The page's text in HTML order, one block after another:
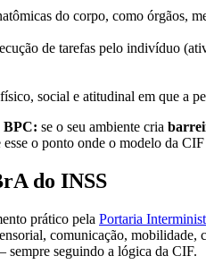
do corpo, como órgãos,
de tarefas pelo indivíduo
social e atitudinal em que a
BPC: se o seu ambiente cria
o ponto onde o modelo da
do INSS
prático pela Portaria
comunicação, mobilidade,
seguindo a lógica da CIF.